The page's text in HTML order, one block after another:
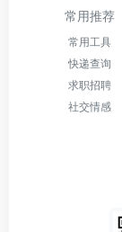
常用推荐
常用工具
快递查询
求职招聘
社交情感